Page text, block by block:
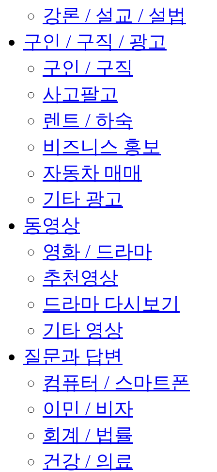
강론 / 설교 / 설법
구인 / 구직 / 광고
구인 / 구직
사고팔고
렌트 / 하숙
비즈니스 홍보
자동차 매매
기타 광고
동영상
영화 / 드라마
추천영상
드라마 다시보기
기타 영상
질문과 답변
컴퓨터 / 스마트폰
이민 / 비자
회계 / 법률
건강 / 의료